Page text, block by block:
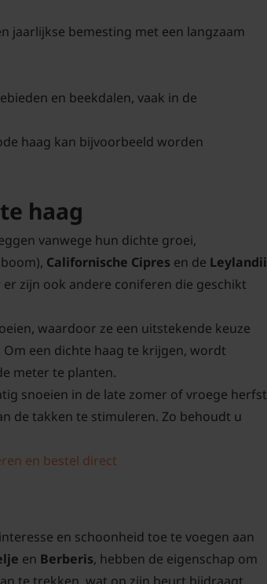
jaarlijkse bemesting met een langzaam
en beekdalen, vaak in de
haag kan bijvoorbeeld worden
haag
vanwege hun dichte groei,
Californische Cipres en de Leylandii
zijn ook andere coniferen die geschikt
waardoor ze een uitstekende keuze
een dichte haag te krijgen, wordt
meter te planten.
snoeien in de late zomer of vroege herfst
de takken te stimuleren. Zo behoudt u
en bestel direct
en schoonheid toe te voegen aan
en Berberis, hebben de eigenschap om